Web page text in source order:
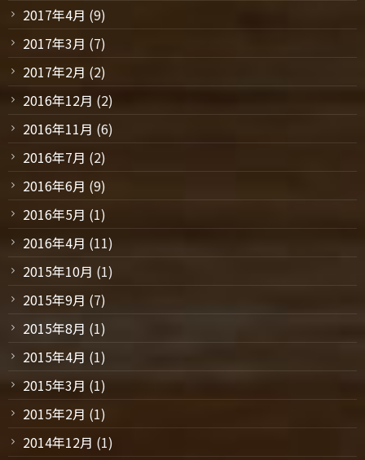
2017年4月 (9)
2017年3月 (7)
2017年2月 (2)
2016年12月 (2)
2016年11月 (6)
2016年7月 (2)
2016年6月 (9)
2016年5月 (1)
2016年4月 (11)
2015年10月 (1)
2015年9月 (7)
2015年8月 (1)
2015年4月 (1)
2015年3月 (1)
2015年2月 (1)
2014年12月 (1)